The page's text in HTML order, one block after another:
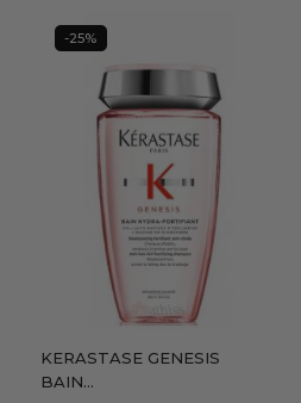
KERASTASE GENESIS
BAIN...
-25%